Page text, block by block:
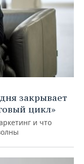
закрывает
цикл»
и что